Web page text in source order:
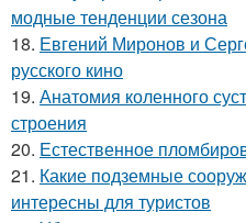
модные тенденции сезона
18. Евгений Миронов и
русского кино
19. Анатомия коленного
строения
20. Естественное
21. Какие подземные
интересны для туристов